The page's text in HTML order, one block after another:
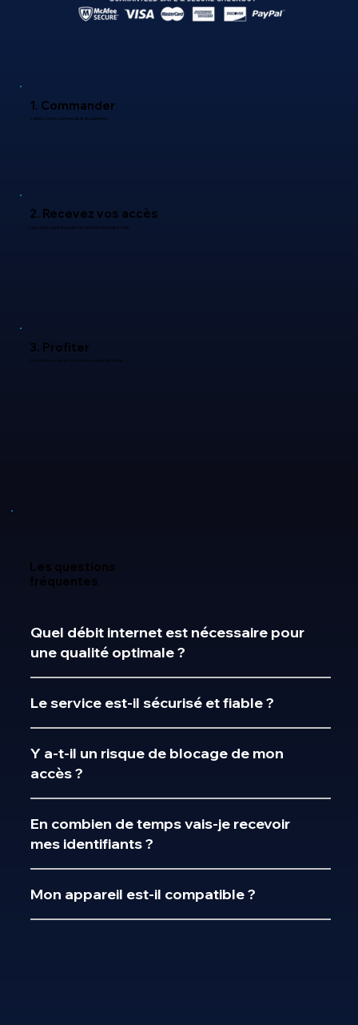
1. Commander
Validez votre commande et le paiement.
2. Recevez vos accès
Les codes sont envoyés instantanément par e-mail.
3. Profiter
Connectez-vous et commencez sans attendre.
Les questions
fréquentes
Quel débit internet est nécessaire pour
une qualité optimale ?
Le service est-il sécurisé et fiable ?
Y a-t-il un risque de blocage de mon
accès ?
En combien de temps vais-je recevoir
mes identifiants ?
Mon appareil est-il compatible ?